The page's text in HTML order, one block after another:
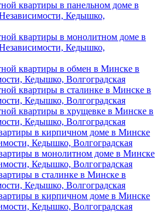
квартиры в панельном доме в
Кедышко,
квартиры в монолитном доме в
Кедышко,
квартиры в обмен в Минске в
Кедышко, Волгоградская
квартиры в сталинке в Минске в
Кедышко, Волгоградская
квартиры в хрущевке в Минске в
Кедышко, Волгоградская
в кирпичном доме в Минске
Кедышко, Волгоградская
в монолитном доме в Минске
Кедышко, Волгоградская
в сталинке в Минске в
Кедышко, Волгоградская
в кирпичном доме в Минске
Кедышко, Волгоградская